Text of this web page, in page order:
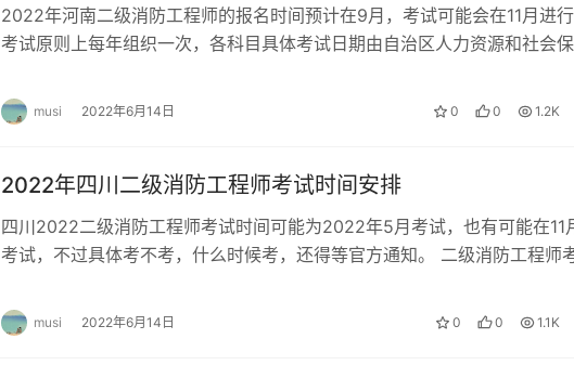
2022年河南二级消防工程师的报名时间预计在9月，考试可能会在11月进行
考试原则上每年组织一次，各科目具体考试日期由自治区人力资源和社会保
musi 2022年6月14日 0 0 1.2K
2022年四川二级消防工程师考试时间安排
四川2022二级消防工程师考试时间可能为2022年5月考试，也有可能在11
考试，不过具体考不考，什么时候考，还得等官方通知。 二级消防工程师
musi 2022年6月14日 0 0 1.1K